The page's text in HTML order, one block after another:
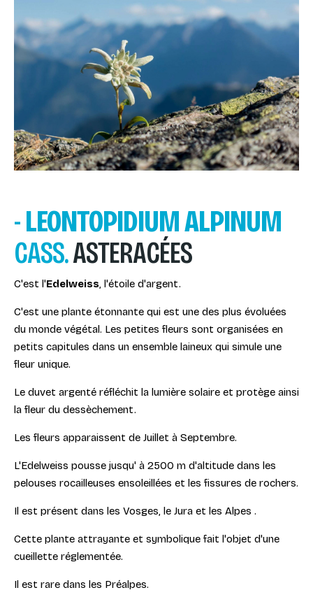
-LEONTOPIDIUM ALPINUM
CASS.ASTERACÉES
C'est l'Edelweiss, l'étoile d'argent.
C'est une plante étonnante qui est une des plus évoluées
du monde végétal. Les petites fleurs sont organisées en
petits capitules dans un ensemble laineux qui simule une
fleur unique.
Le duvet argenté réfléchit la lumière solaire et protège ainsi
la fleur du dessèchement.
Les fleurs apparaissent de Juillet à Septembre.
L'Edelweiss pousse jusqu' à 2500 m d'altitude dans les
pelouses rocailleuses ensoleillées et les fissures de rochers.
Il est présent dans les Vosges, le Jura et les Alpes .
Cette plante attrayante et symbolique fait l'objet d'une
cueillette réglementée.
Il est rare dans les Préalpes.